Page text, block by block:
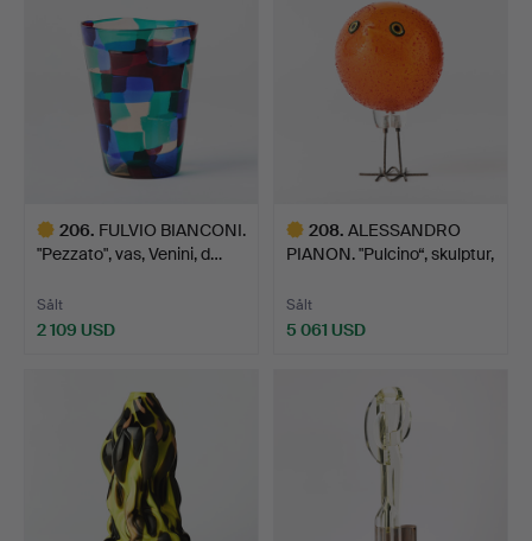
206. FULVIO BIANCONI.
"Pezzato", vas, Venini, d…
Sålt
2 109 USD
208. ALESSANDRO
PIANON. "Pulcino“, skulptur,
Sålt
5 061 USD